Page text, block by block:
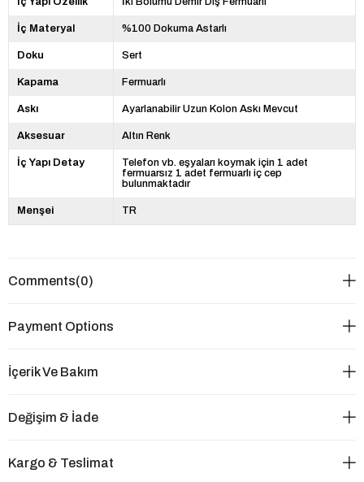
İç Materyal %100 Dokuma Astarlı
Doku Sert
Kapama Fermuarlı
Askı Ayarlanabilir Uzun Kolon Askı Mevcut
Aksesuar Altın Renk
İç Yapı Detay
Telefon vb. eşyaları koymak için 1 adet
fermuarsız 1 adet fermuarlı iç cep
bulunmaktadır
Menşei TR
Comments(0)
Payment Options
İçerik Ve Bakım
Değişim & İade
Kargo & Teslimat